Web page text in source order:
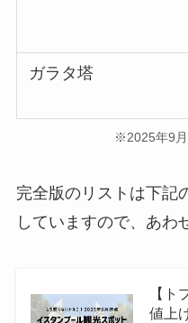
ガラタ塔
※2025年9月
完全版のリストは下記
していますので、あわ
【ト
値上